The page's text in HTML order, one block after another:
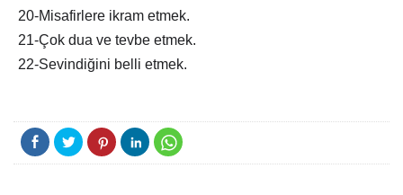
20-Misafirlere ikram etmek.
21-Çok dua ve tevbe etmek.
22-Sevindiğini belli etmek.